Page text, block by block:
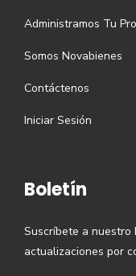
Administramos Tu
Somos Novabienes
Contáctenos
Iniciar Sesión
Boletín
Suscríbete a nuestro
actualizaciones por